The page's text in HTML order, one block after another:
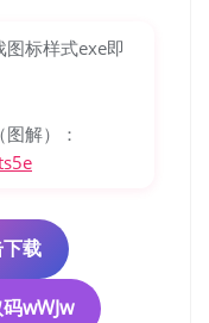
标样式exe即
解）：
载
wWJw